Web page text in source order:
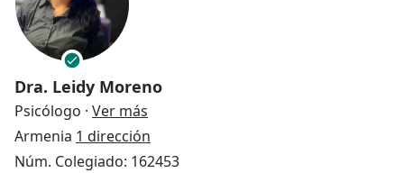
Dra. Leidy Moreno
Psicólogo · Ver más
Armenia 1 dirección
Núm. Colegiado: 162453